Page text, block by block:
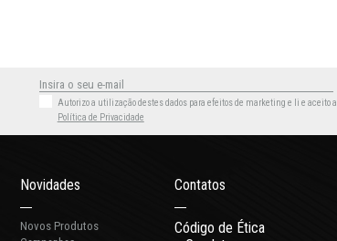
Autorizo a utilização destes dados para efeitos de marketing e li e aceito a
Política de Privacidade
Novidades
Novos Produtos
Contatos
Código de Ética